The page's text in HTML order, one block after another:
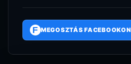
F MEGOSZTÁS FACEBOOKON